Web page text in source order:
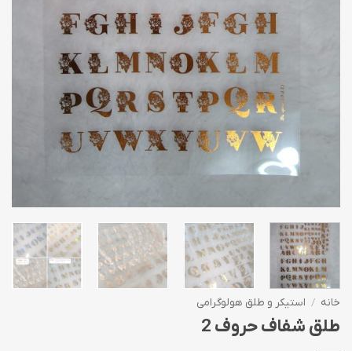
خانه / استیکر و طلق هولوگرامی
طلق شفاف حروف 2